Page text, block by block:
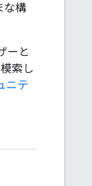
な構
ーと
索し
ニテ